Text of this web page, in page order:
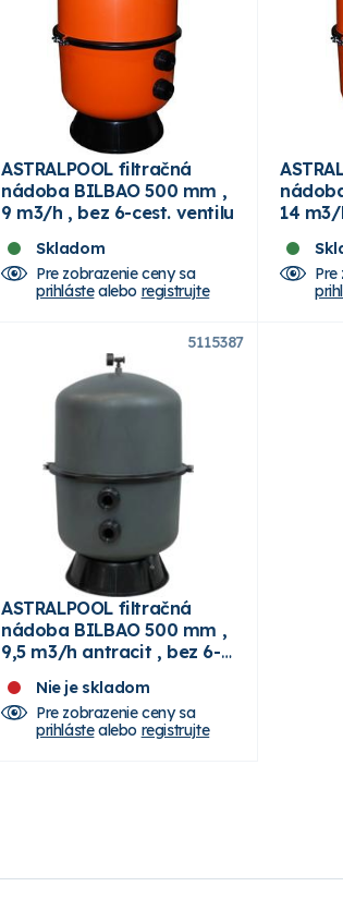
ASTRALPOOL filtračná
nádoba BILBAO 500 mm ,
9 m3/h , bez 6-cest. ventilu
Skladom
Pre zobrazenie ceny sa
prihlástealebo registrujte
14
Pre
5115387
ASTRALPOOL filtračná
nádoba BILBAO 500 mm ,
9,5 m3/h antracit , bez 6-
Nie je skladom
Pre zobrazenie ceny sa
prihlástealebo registrujte